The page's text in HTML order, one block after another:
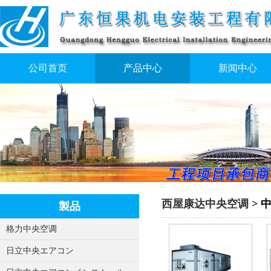
公司首页 产品中心 新闻中心
製品
格力中央空调
日立中央エアコン
西屋康达中央空调 >